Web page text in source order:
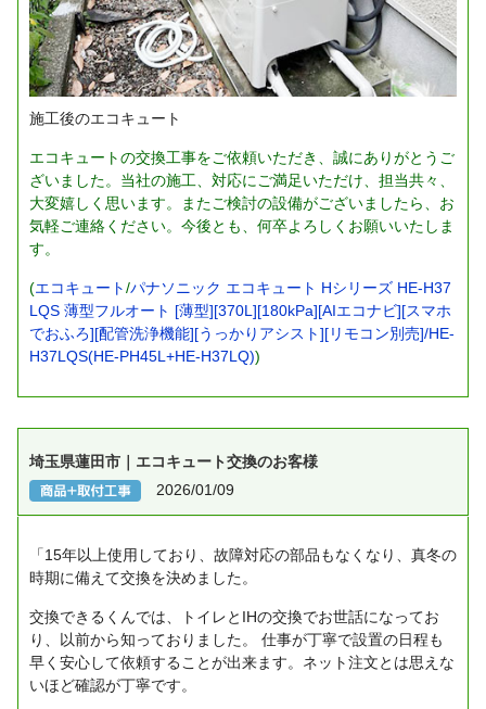
施工後のエコキュート
エコキュートの交換工事をご依頼いただき、誠にありがとうご
ざいました。当社の施工、対応にご満足いただけ、担当共々、
大変嬉しく思います。またご検討の設備がございましたら、お
気軽ご連絡ください。今後とも、何卒よろしくお願いいたしま
す。
(エコキュート/パナソニック エコキュート Hシリーズ HE-H37
LQS 薄型フルオート [薄型][370L][180kPa][AIエコナビ][スマホ
でおふろ][配管洗浄機能][うっかりアシスト][リモコン別売]/HE-
H37LQS(HE-PH45L+HE-H37LQ))
埼玉県蓮田市｜エコキュート交換のお客様
2026/01/09
「15年以上使用しており、故障対応の部品もなくなり、真冬の
時期に備えて交換を決めました。
交換できるくんでは、トイレとIHの交換でお世話になってお
り、以前から知っておりました。
仕事が丁寧で設置の日程も
早く安心して依頼することが出来ます。ネット注文とは思えな
いほど確認が丁寧です。